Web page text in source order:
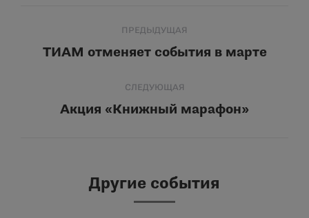
по
ПРЕДЫДУЩАЯ
Предыдущая
ТИАМ отменяет события в марте
СЛЕДУЮЩАЯ
Следующая
Акция «Книжный марафон»
Другие события